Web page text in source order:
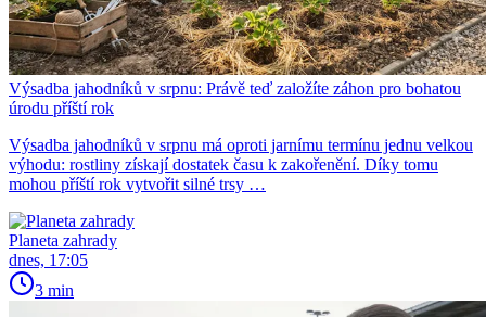
Výsadba jahodníků v srpnu: Právě teď založíte záhon pro bohatou
úrodu příští rok
Výsadba jahodníků v srpnu má oproti jarnímu termínu jednu velkou
výhodu: rostliny získají dostatek času k zakořenění. Díky tomu
mohou příští rok vytvořit silné trsy …
Planeta zahrady
dnes, 17:05
3 min